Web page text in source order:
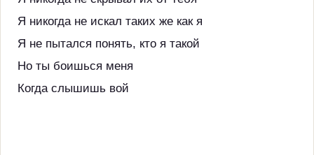
Я никогда не искал таких же как я
Я не пытался понять, кто я такой
Но ты боишься меня
Когда слышишь вой